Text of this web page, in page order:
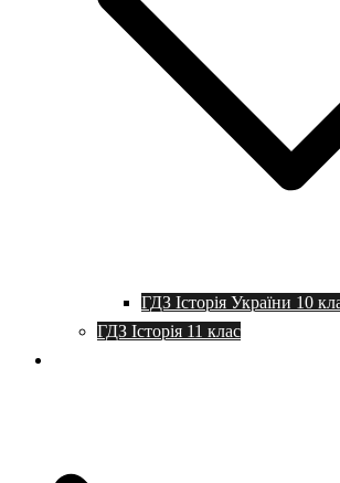
ГДЗ Історія України 10
ГДЗ Історія 11 клас